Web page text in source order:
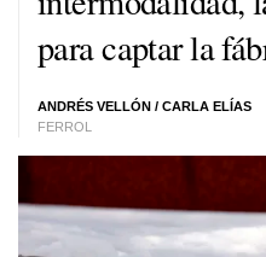
para captar la
ANDRÉS VELLÓN / CARLA ELÍAS
FERROL